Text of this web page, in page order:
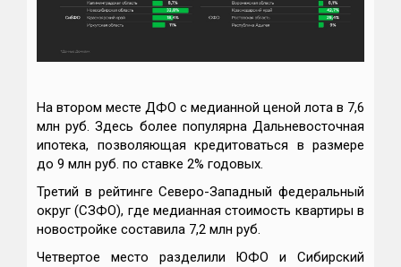
На втором месте ДФО с медианной ценой лота в 7,6
млн руб. Здесь более популярна Дальневосточная
ипотека, позволяющая кредитоваться в размере
до 9 млн руб. по ставке 2% годовых.
Третий в рейтинге Северо-Западный федеральный
округ (СЗФО), где медианная стоимость квартиры в
новостройке составила 7,2 млн руб.
Четвертое место разделили ЮФО и Сибирский